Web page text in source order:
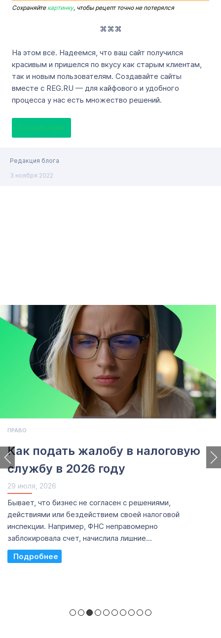
Сохраняйте картинку, чтобы рецепт точно не потерялся
⌘⌘⌘
На этом всё. Надеемся, что ваш сайт получился
красивым и пришелся по вкусу как старым клиентам,
так и новым пользователям. Создавайте сайты
вместе с REG.RU — для кайфового и удобного
процесса у нас есть множество решений.
Создать сайт
Редакция блога
3 ноября 2022
ПРАВО
Как подать жалобу в налоговую
службу в 2026 году
29 июля, 2026
Бывает, что бизнес не согласен с решениями,
действиями или бездействием своей налоговой
инспекции. Например, ФНС неправомерно
заблокировала счет, начислила лишние...
Read More